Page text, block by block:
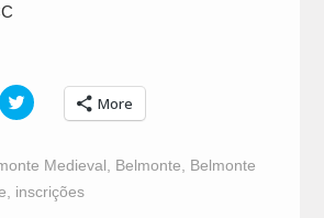
Click
to
Twitter
(Opens
new
More
Medieval Belmonte
Belmonte
inscrições